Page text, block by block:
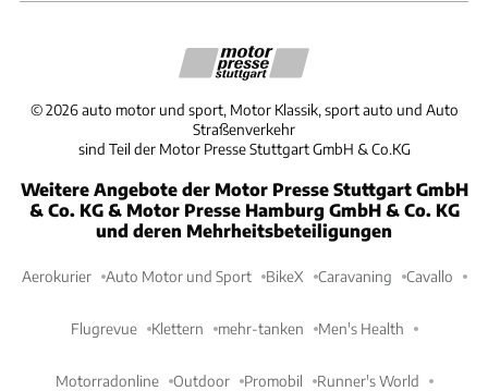
©2026 auto motor und sport, Motor Klassik, sport auto und Auto
Straßenverkehr
sind Teil der Motor Presse Stuttgart GmbH & Co.KG
Weitere Angebote der Motor Presse Stuttgart GmbH
& Co. KG & Motor Presse Hamburg GmbH & Co. KG
und deren Mehrheitsbeteiligungen
Aerokurier Auto Motor und Sport BikeX Caravaning Cavallo
Flugrevue Klettern mehr-tanken Men's Health
Motorradonline Outdoor Promobil Runner's World